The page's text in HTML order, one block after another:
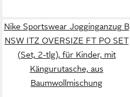
Nike Sportswear Jogginganzug B
NSW ITZ OVERSIZE FT PO SET
(Set, 2-tlg), für Kinder, mit
Kängurutasche, aus
Baumwollmischung